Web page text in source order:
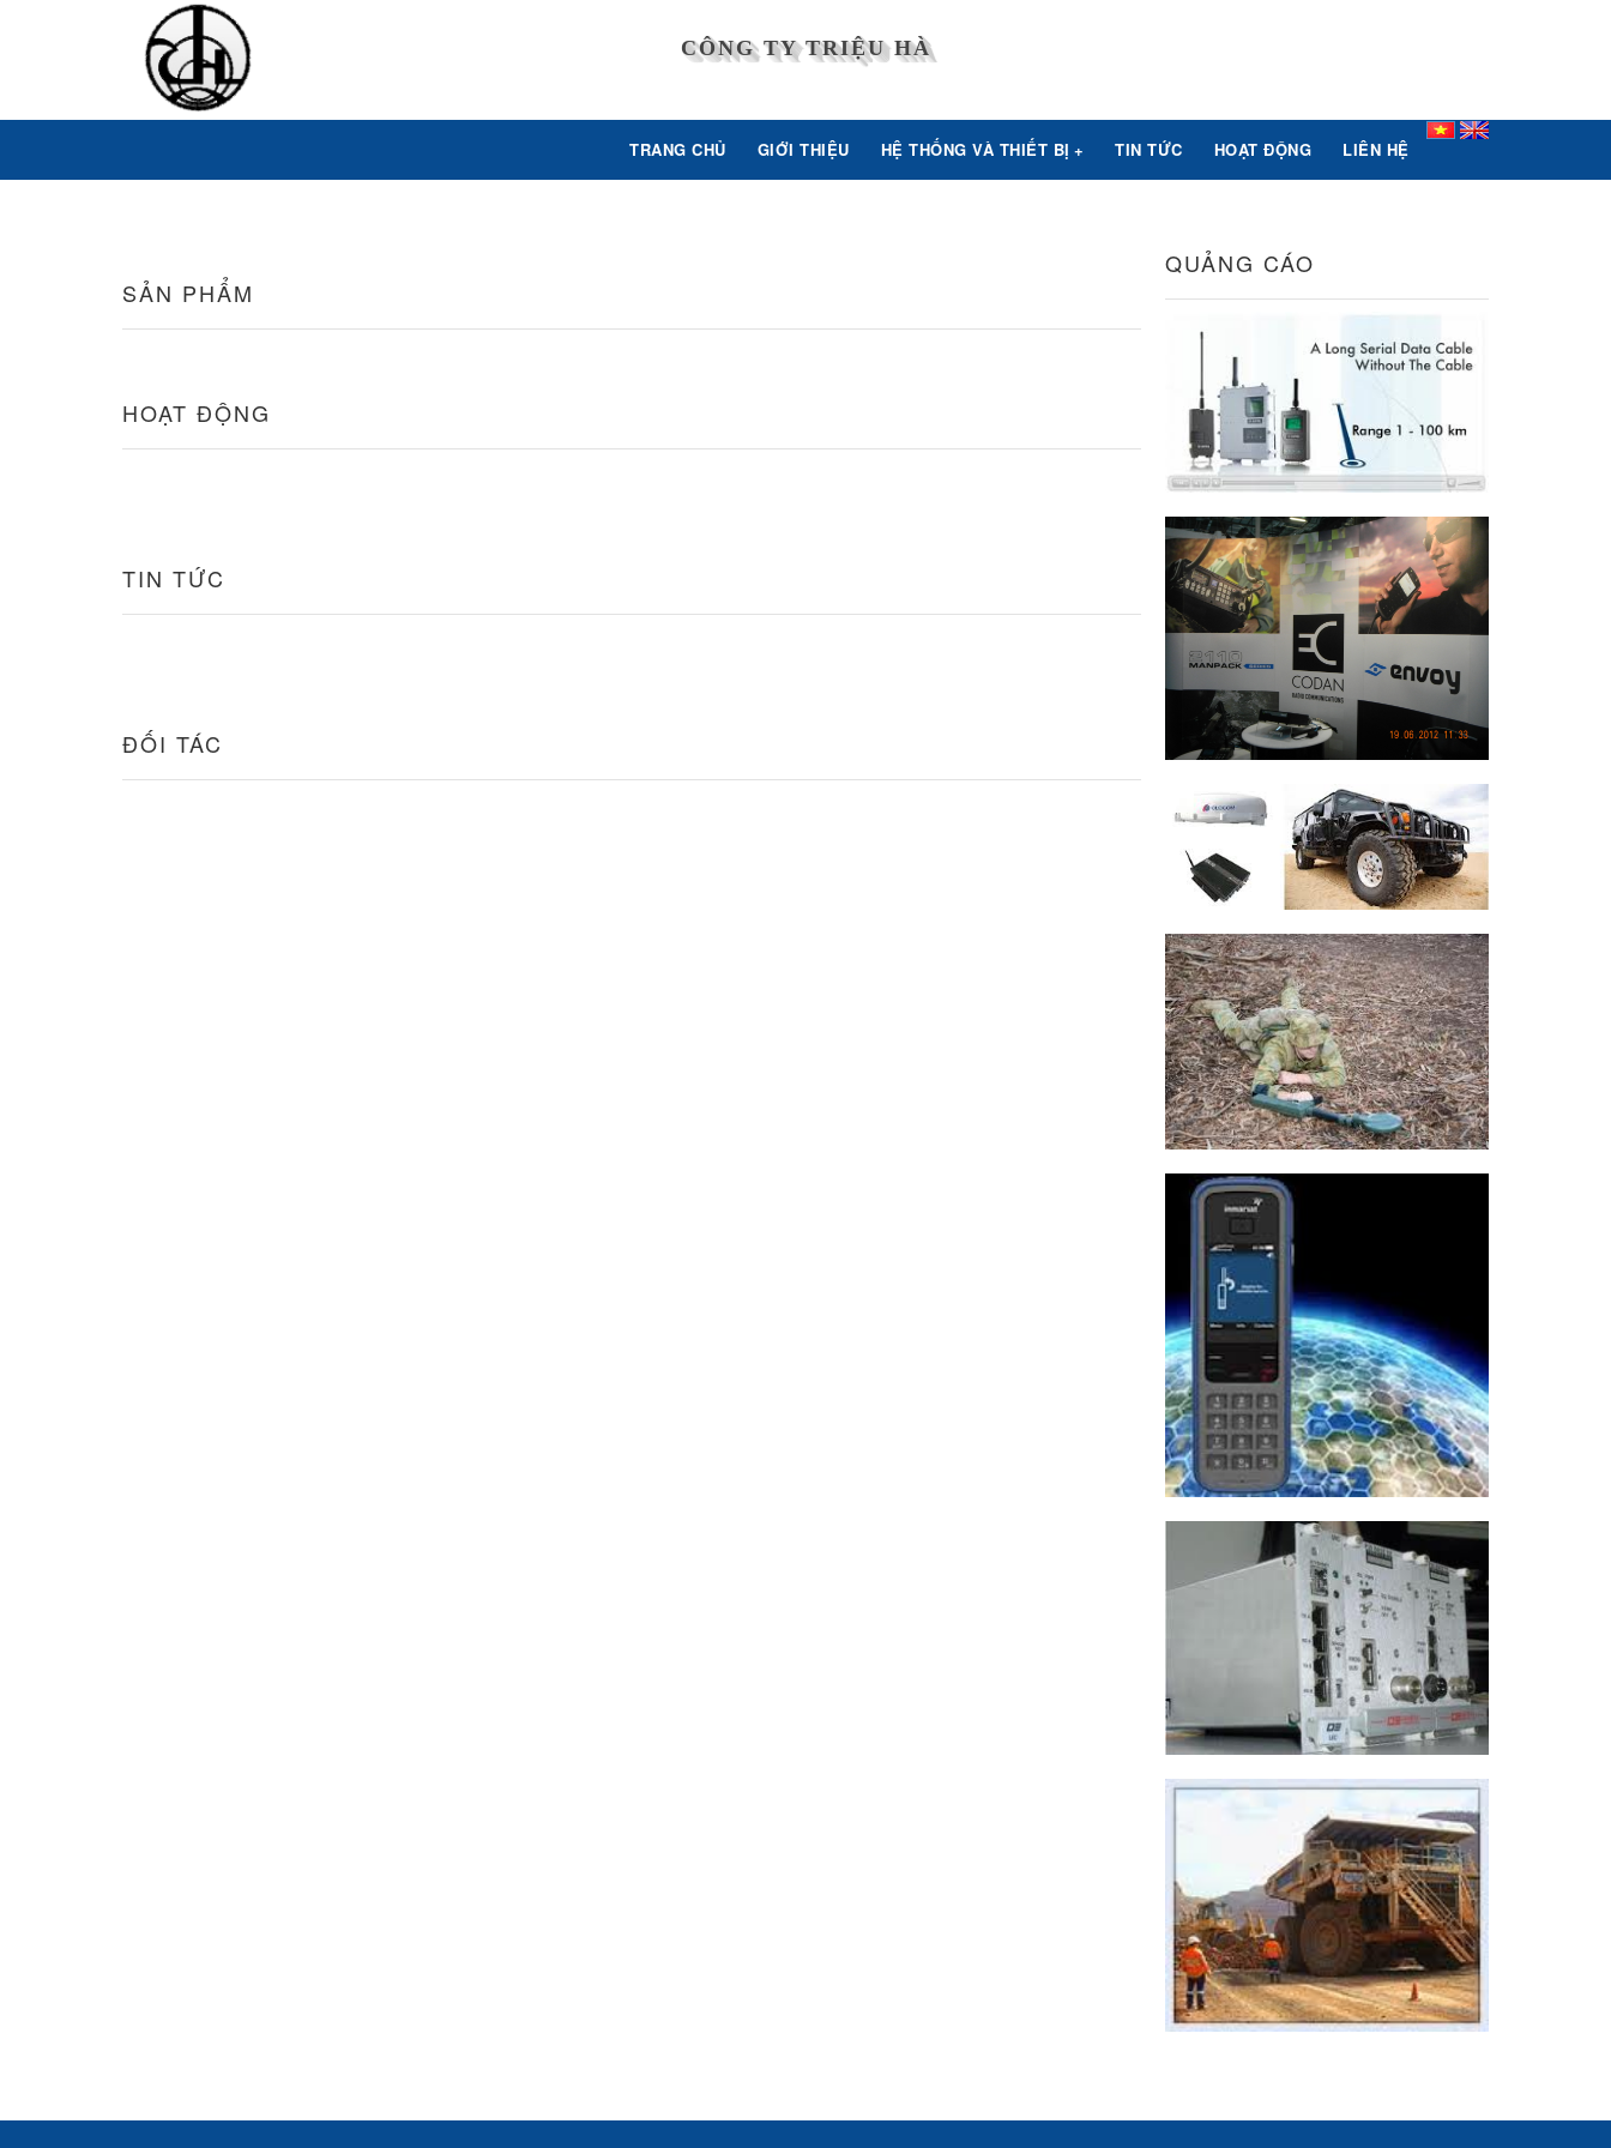
CÔNG TY TRIỆU HÀ
TRANG CHỦ GIỚI THIỆU HỆ THỐNG VÀ THIẾT BỊ + TIN TỨC HOẠT ĐỘNG LIÊN HỆ
SẢN PHẨM
HOẠT ĐỘNG
TIN TỨC
ĐỐI TÁC
QUẢNG CÁO